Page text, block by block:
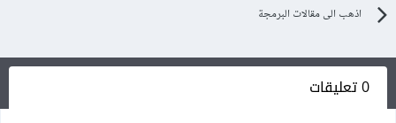
اذهب الى مقالات البرمجة
0 تعليقات